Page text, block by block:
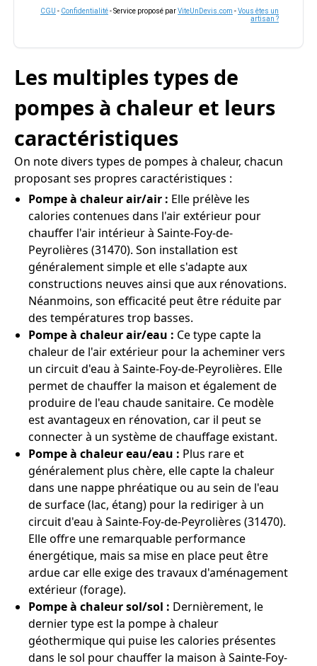
CGU - Confidentialité- Service proposé parViteUnDevis.com -Vous êtes un
artisan ?
Les multiples types de
pompes à chaleur et leurs
caractéristiques
On note divers types de pompes à chaleur, chacun
proposant ses propres caractéristiques :
Pompe à chaleur air/air : Elle prélève les
calories contenues dans l'air extérieur pour
chauffer l'air intérieur à Sainte-Foy-de-
Peyrolières (31470). Son installation est
généralement simple et elle s'adapte aux
constructions neuves ainsi que aux rénovations.
Néanmoins, son efficacité peut être réduite par
des températures trop basses.
Pompe à chaleur air/eau : Ce type capte la
chaleur de l'air extérieur pour la acheminer vers
un circuit d'eau à Sainte-Foy-de-Peyrolières. Elle
permet de chauffer la maison et également de
produire de l'eau chaude sanitaire. Ce modèle
est avantageux en rénovation, car il peut se
connecter à un système de chauffage existant.
Pompe à chaleur eau/eau : Plus rare et
généralement plus chère, elle capte la chaleur
dans une nappe phréatique ou au sein de l'eau
de surface (lac, étang) pour la rediriger à un
circuit d'eau à Sainte-Foy-de-Peyrolières (31470).
Elle offre une remarquable performance
énergétique, mais sa mise en place peut être
ardue car elle exige des travaux d'aménagement
extérieur (forage).
Pompe à chaleur sol/sol : Dernièrement, le
dernier type est la pompe à chaleur
géothermique qui puise les calories présentes
dans le sol pour chauffer la maison à Sainte-Foy-